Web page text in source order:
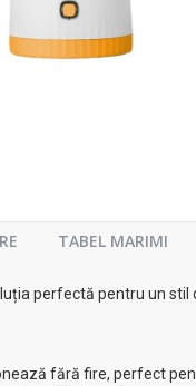
TABEL MARIMI
perfectă pentru un stil
fără fire, perfect